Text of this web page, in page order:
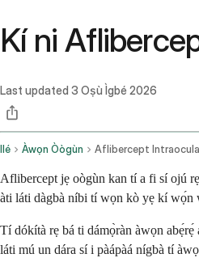
Kí ni
Last updated 3 Oṣù Ìgbé 2026
Ilé Àwọn Òògùn Aflibercept
Aflibercept jẹ oògùn kan tí a fi sí ojú
àti láti dàgbà níbi tí wọn kò yẹ kí wọ́n
Tí dókítà rẹ bá ti dámọ̀ràn àwọn
láti mú un dára sí i pàápàá nígbà tí